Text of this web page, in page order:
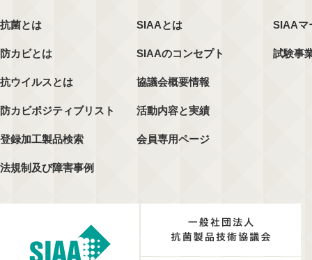
抗菌とは
防カビとは
抗ウイルスとは
防カビポジティブリスト
登録加工製品検索
法規制及び障害事例
SIAAとは
SIAAのコンセプト
協議会概要情報
活動内容と実績
会員専用ページ
SIAAマ
試験事